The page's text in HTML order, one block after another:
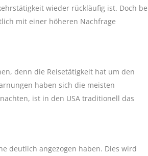
wieder rückläufig ist. Doch
mit einer höheren Nachfrage
denn die Reisetätigkeit hat um den
haben sich die meisten
ist in den USA traditionell das
deutlich angezogen haben. Dies wird